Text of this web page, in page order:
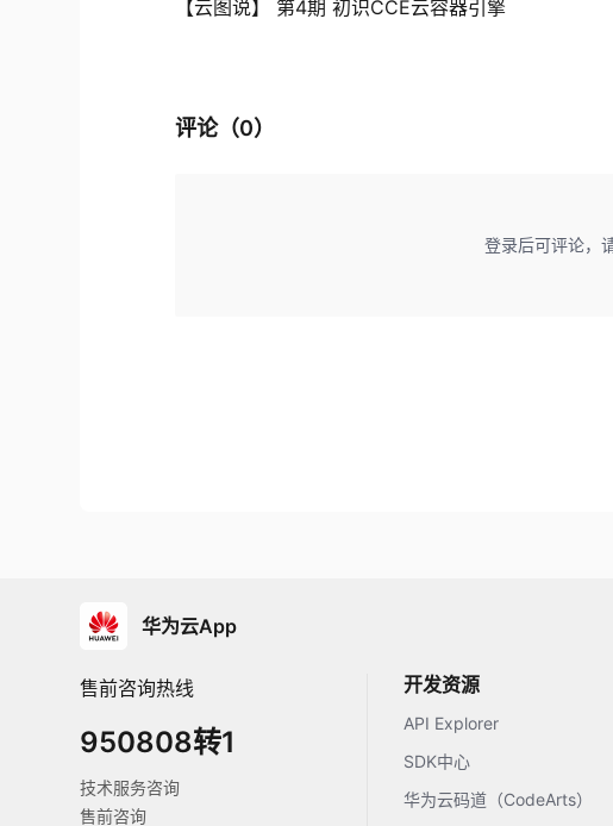
【云图说】 第4期 初识CCE云容器引擎
评论（0）
登录后可评论，
华为云App
售前咨询热线
950808转1
技术服务咨询
售前咨询
开发资源
API Explorer
SDK中心
华为云码道（CodeArts）